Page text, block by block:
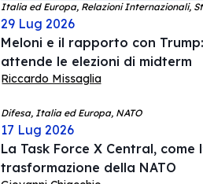
Italia ed Europa, Relazioni Internazionali,
29 Lug 2026
Meloni e il rapporto con
attende le elezioni di midterm
Riccardo Missaglia
Difesa, Italia ed Europa, NATO
17 Lug 2026
La Task Force X Central, come
trasformazione della NATO